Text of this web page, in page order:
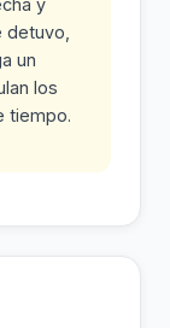
y
un
los
tiempo.